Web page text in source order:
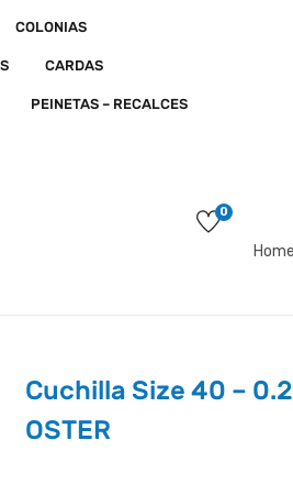
COLONIAS
CARDAS
PEINETAS – RECALCES
0
Home
Cuchilla Size 40 –
OSTER